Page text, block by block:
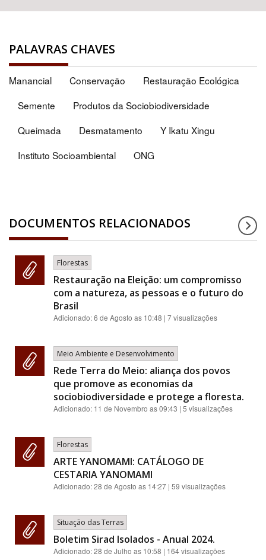
PALAVRAS CHAVES
Manancial Conservação
Restauração Ecológica
Semente
Produtos da Sociobiodiversidade
Queimada
Desmatamento
Y Ikatu Xingu
Instituto Socioambiental
ONG
DOCUMENTOS RELACIONADOS
Florestas
Restauração na Eleição: um compromisso
com a natureza, as pessoas e o futuro do
Brasil
Adicionado:6 de Agosto as 10:48 | 7 visualizações
Meio Ambiente e Desenvolvimento
Rede Terra do Meio: aliança dos povos
que promove as economias da
sociobiodiversidade e protege a floresta.
Adicionado: 11 de Novembro as 09:43 | 5 visualizações
Florestas
ARTE YANOMAMI: CATÁLOGO DE
CESTARIA YANOMAMI
Adicionado:28 de Agosto as 14:27 | 59 visualizações
Situação das Terras
Boletim Sirad Isolados - Anual 2024.
Adicionado:28 de Julho as 10:58 | 164 visualizações